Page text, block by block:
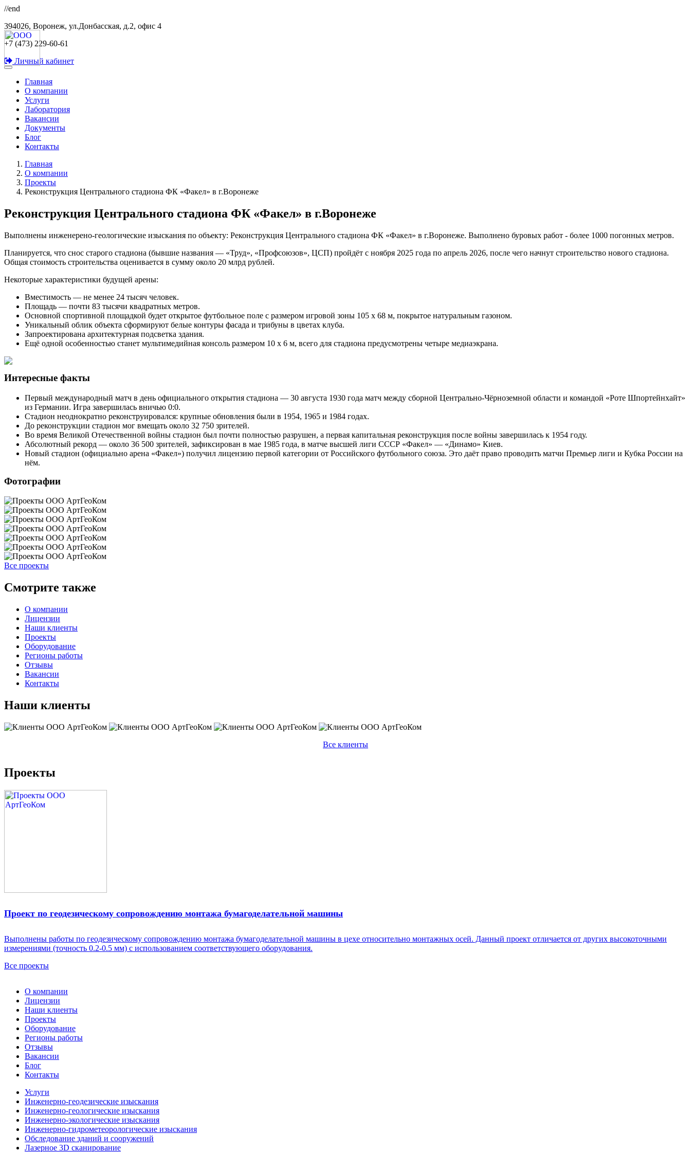
//end
394026, Воронеж, ул.Донбасская, д.2, офис 4
+7 (473) 229-60-61
Личный кабинет
Главная
О компании
Услуги
Лаборатория
Вакансии
Документы
Блог
Контакты
Главная
О компании
Проекты
Реконструкция Центрального стадиона ФК «Факел» в г.Воронеже
Реконструкция Центрального стадиона ФК «Факел» в г.Воронеже
Выполнены инженерено-геологические изыскания по объекту: Реконструкция Центрального стадиона ФК «Факел» в г.Воронеже. Выполнено буровых работ - более 1000 погонных метров.
Планируется, что снос старого стадиона (бывшие названия — «Труд», «Профсоюзов», ЦСП) пройдёт с ноября 2025 года по апрель 2026, после чего начнут строительство нового стадиона.
Общая стоимость строительства оценивается в сумму около 20 млрд рублей.
Некоторые характеристики будущей арены:
Вместимость — не менее 24 тысяч человек.
Площадь — почти 83 тысячи квадратных метров.
Основной спортивной площадкой будет открытое футбольное поле с размером игровой зоны 105 х 68 м, покрытое натуральным газоном.
Уникальный облик объекта сформируют белые контуры фасада и трибуны в цветах клуба.
Запроектирована архитектурная подсветка здания.
Ещё одной особенностью станет мультимедийная консоль размером 10 х 6 м, всего для стадиона предусмотрены четыре медиаэкрана.
Интересные факты
Первый международный матч в день официального открытия стадиона — 30 августа 1930 года матч между сборной Центрально-Чёрноземной области и командой «Роте Шпортейнхайт»
из Германии. Игра завершилась вничью 0:0.
Стадион неоднократно реконструировался: крупные обновления были в 1954, 1965 и 1984 годах.
До реконструкции стадион мог вмещать около 32 750 зрителей.
Во время Великой Отечественной войны стадион был почти полностью разрушен, а первая капитальная реконструкция после войны завершилась к 1954 году.
Абсолютный рекорд — около 36 500 зрителей, зафиксирован в мае 1985 года, в матче высшей лиги СССР «Факел» — «Динамо» Киев.
Новый стадион (официально арена «Факел») получил лицензию первой категории от Российского футбольного союза. Это даёт право проводить матчи Премьер лиги и Кубка России на
нём.
Фотографии
Все проекты
Смотрите также
О компании
Лицензии
Наши клиенты
Проекты
Оборудование
Регионы работы
Отзывы
Вакансии
Контакты
Наши клиенты
Все клиенты
Проекты
Проект по геодезическому сопровождению монтажа бумагоделательной машины
Выполнены работы по геодезическому сопровождению монтажа бумагоделательной машины в цехе относительно монтажных осей. Данный проект отличается от других высокоточными
измерениями (точность 0.2-0.5 мм) с использованием соответствующего оборудования.
Все проекты
О компании
Лицензии
Наши клиенты
Проекты
Оборудование
Регионы работы
Отзывы
Вакансии
Блог
Контакты
Услуги
Инженерно-геодезические изыскания
Инженерно-геологические изыскания
Инженерно-экологические изыскания
Инженерно-гидрометеорологические изыскания
Обследование зданий и сооружений
Лазерное 3D сканирование